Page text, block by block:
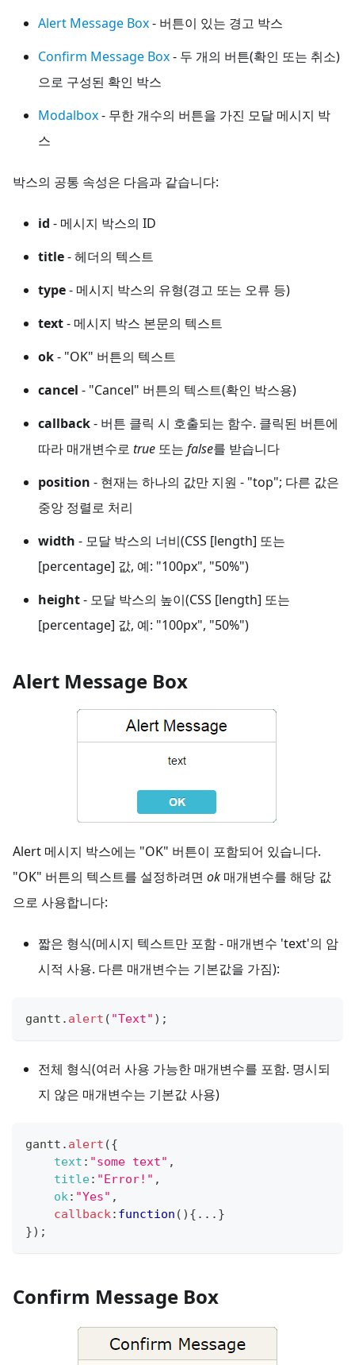
Alert Message Box- 버튼이 있는 경고 박스
Confirm Message Box- 두 개의 버튼(확인 또는 취소)
으로 구성된 확인 박스
Modalbox- 무한 개수의 버튼을 가진 모달 메시지 박
스
박스의 공통 속성은 다음과 같습니다:
id - 메시지 박스의 ID
title- 헤더의 텍스트
type- 메시지 박스의 유형(경고 또는 오류 등)
text- 메시지 박스 본문의 텍스트
ok- "OK" 버튼의 텍스트
cancel - "Cancel" 버튼의 텍스트(확인 박스용)
callback- 버튼 클릭 시 호출되는 함수. 클릭된 버튼에
따라 매개변수로 true 또는 false를 받습니다
position - 현재는 하나의 값만 지원 - "top"; 다른 값은
중앙 정렬로 처리
width - 모달 박스의 너비(CSS [length] 또는
[percentage] 값, 예: "100px", "50%")
height- 모달 박스의 높이(CSS [length] 또는
[percentage] 값, 예: "100px", "50%")
Alert Message Box
Alert 메시지 박스에는 "OK" 버튼이 포함되어 있습니다.
"OK" 버튼의 텍스트를 설정하려면 ok 매개변수를 해당 값
으로 사용합니다:
짧은 형식(메시지 텍스트만 포함 - 매개변수 'text'의 암
시적 사용. 다른 매개변수는 기본값을 가짐):
gantt . alert ( "Text" ) ;
전체 형식(여러 사용 가능한 매개변수를 포함. 명시되
지 않은 매개변수는 기본값 사용)
gantt . alert ({
text : "some text" ,
title: "Error!" ,
ok: "Yes" ,
callback: function ( ) { ... }
}) ;
Confirm Message Box